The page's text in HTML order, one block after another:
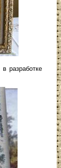
в разработке